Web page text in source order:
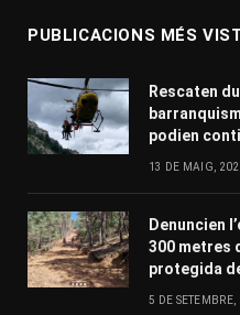
PUBLICACIONS MÉS
Rescaten
podien
13 DE MAIG,
Denuncien
300 metres
protegida
5 DE